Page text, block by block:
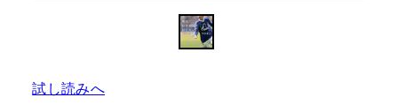
試し読みへ